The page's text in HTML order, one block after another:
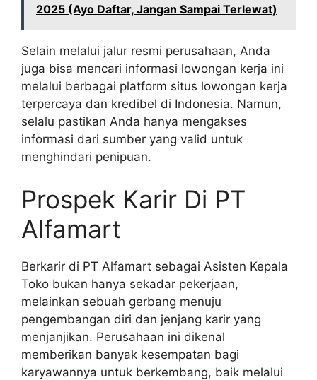
2025 (Ayo Daftar, Jangan Sampai Terlewat)
Selain melalui jalur resmi perusahaan, Anda
juga bisa mencari informasi lowongan kerja ini
melalui berbagai platform situs lowongan kerja
terpercaya dan kredibel di Indonesia. Namun,
selalu pastikan Anda hanya mengakses
informasi dari sumber yang valid untuk
menghindari penipuan.
Prospek Karir Di PT
Alfamart
Berkarir di PT Alfamart sebagai Asisten Kepala
Toko bukan hanya sekadar pekerjaan,
melainkan sebuah gerbang menuju
pengembangan diri dan jenjang karir yang
menjanjikan. Perusahaan ini dikenal
memberikan banyak kesempatan bagi
karyawannya untuk berkembang, baik melalui